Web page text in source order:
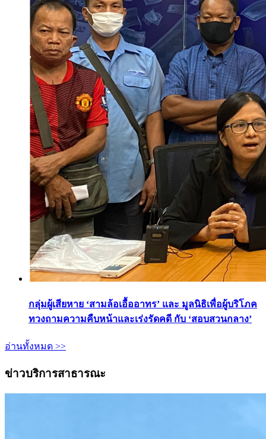
กลุ่มผู้เสียหาย ‘สามล้อเอื้ออาทร’ และ มูลนิธิเพื่อผู้บริโภค
ทวงถามความคืบหน้าและเร่งรัดคดี กับ ‘สอบสวนกลาง’
อ่านทั้งหมด >>
ข่าวบริการสาธารณะ